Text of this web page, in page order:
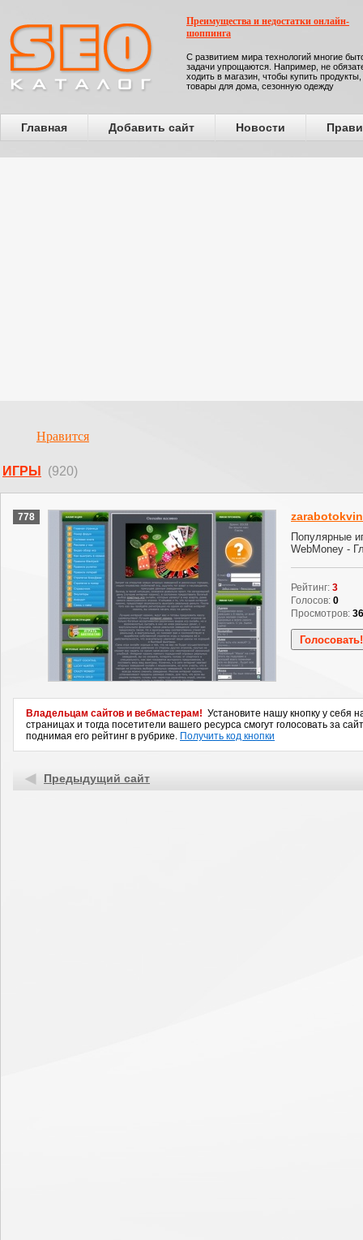
Преимущества и недостатки онлайн-
шоппинга
С развитием мира технологий многие
задачи упрощаются. Например, не
ходить в магазин, чтобы купить продукты,
товары для дома, сезонную одежду
Главная Добавить сайт Новости
Нравится
ИГРЫ (920)
778
Популярные
WebMoney -
Рейтинг: 3
Голосов: 0
Просмотров:
Владельцам сайтов и вебмастерам! Установите нашу кнопку у себя
страницах и тогда посетители вашего ресурса смогут голосовать за
поднимая его рейтинг в рубрике. Получить код кнопки
Предыдущий сайт